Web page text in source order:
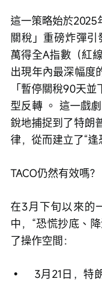
這一策略始於2025
關稅」重磅炸彈
萬得全A指數（紅
出現年內最深幅度
「暫停關稅90天
型反轉 。 這一戲
銳地捕捉到了特朗
律，從而建立了“逢
TACO仍然有效嗎
在3月下旬以來的
中，“恐慌抄底、
了操作空間：
•	3月21日，特朗普下達“48小時內摧毀伊朗能源